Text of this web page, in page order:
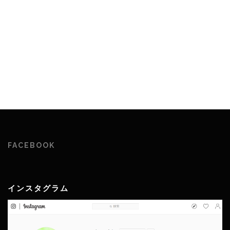
FACEBOOK
インスタグラム